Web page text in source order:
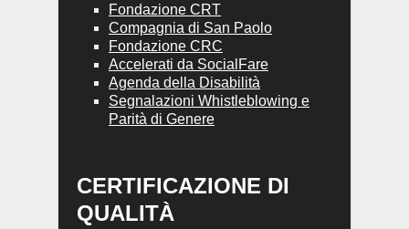
Fondazione CRT
Compagnia di San Paolo
Fondazione CRC
Accelerati da SocialFare
Agenda della Disabilità
Segnalazioni Whistleblowing e
Parità di Genere
CERTIFICAZIONE DI
QUALITÀ